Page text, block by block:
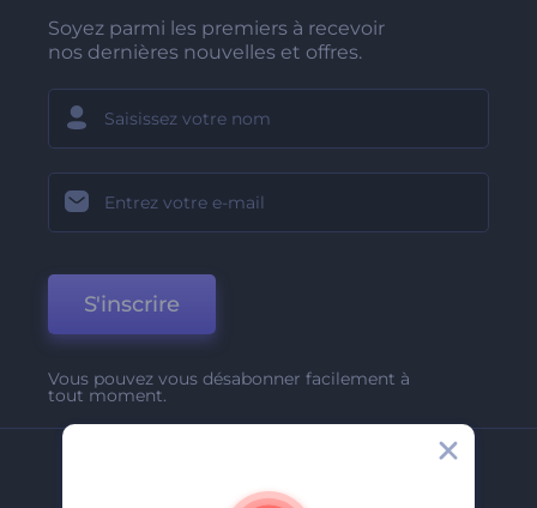
Soyez parmi les premiers à recevoir
nos dernières nouvelles et offres.
S'inscrire
Vous pouvez vous désabonner facilement à
tout moment.